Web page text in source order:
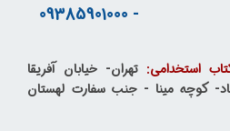
- 09385901000
استخدامی: تهران- خیابان آفریقا
کوچه مینا - جنب سفارت لهستان